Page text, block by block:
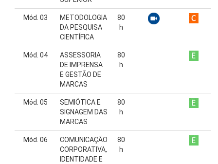
Mód. 03
METODOLOGIA
DA PESQUISA
CIENTÍFICA
80
h
Mód. 04
ASSESSORIA
DE IMPRENSA
E GESTÃO DE
MARCAS
80
h
Mód. 05
SEMIÓTICA E
SIGNAGEM DAS
MARCAS
80
h
Mód. 06
COMUNICAÇÃO
CORPORATIVA,
IDENTIDADE E
80
h